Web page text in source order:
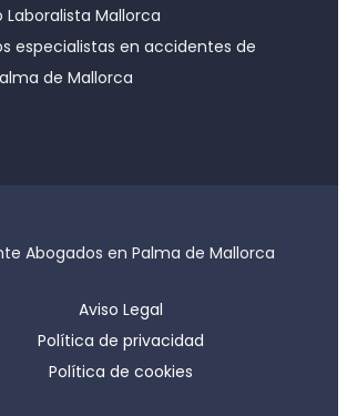
Laboralista Mallorca
especialistas en accidentes de
de Mallorca
Abogados en Palma de Mallorca
Aviso Legal
Política de privacidad
Política de cookies